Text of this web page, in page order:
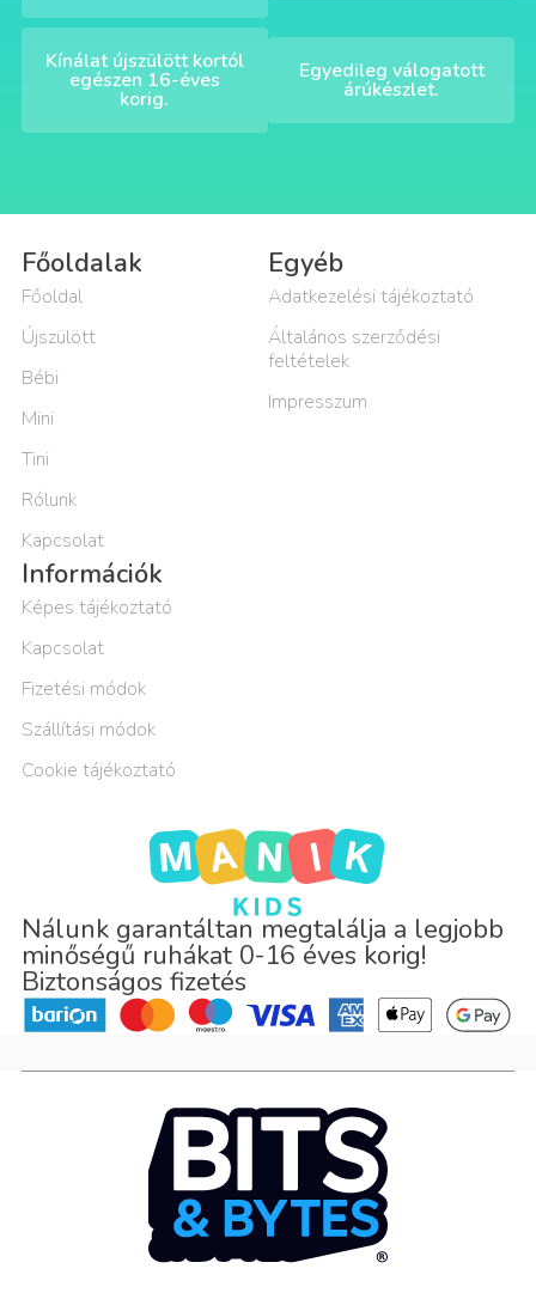
Kínálat újszülött kortól
egészen 16-éves
korig.
Egyedileg válogatott
árúkészlet.
Nálunk garantáltan megtalálja a legjobb
minőségű ruhákat 0-16 éves korig!
Biztonságos fizetés
Főoldalak
Főoldal
Újszülött
Bébi
Mini
Tini
Rólunk
Kapcsolat
Egyéb
Adatkezelési tájékoztató
Általános szerződési
feltételek
Impresszum
Információk
Képes tájékoztató
Kapcsolat
Fizetési módok
Szállítási módok
Cookie tájékoztató